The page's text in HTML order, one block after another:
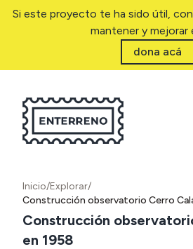
Si este proyecto te ha sido útil,
mantener y mejorar
dona acá
Inicio/Explorar/
Construcción observatorio Cerro
Construcción
en 1958